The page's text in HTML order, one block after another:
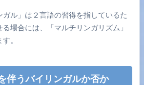
ガル」は２言語の習得を指しているた
場合には、「マルチリンガリズム」
。
伴うバイリンガルか否か